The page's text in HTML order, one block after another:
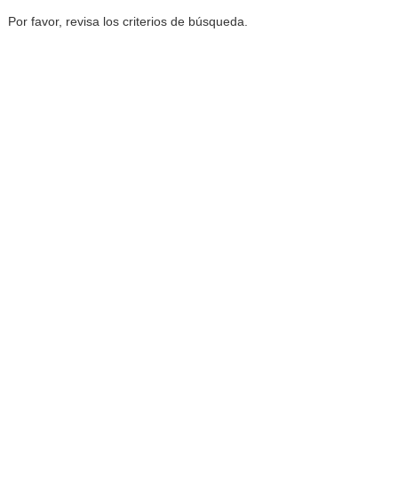
Por favor, revisa los criterios de búsqueda.